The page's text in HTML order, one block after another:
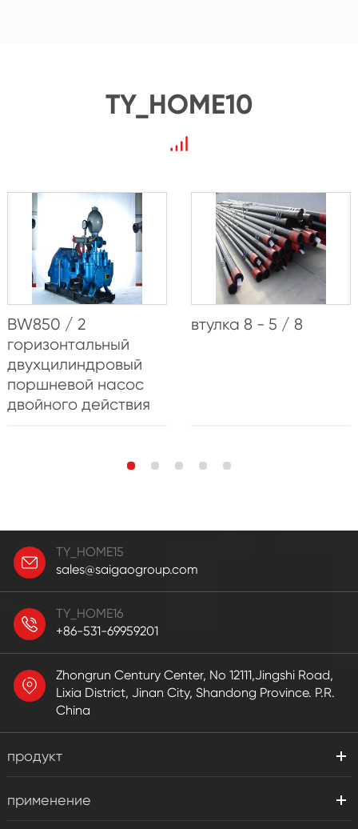
TY_HOME10
BW850 / 2
горизонтальный
двухцилиндровый
поршневой насос
двойного действия
втулка 8 - 5 / 8
TY_HOME15
sales@saigaogroup.com
TY_HOME16
+86-531-69959201
Zhongrun Century Center, No 12111,Jingshi Road,
Lixia District, Jinan City, Shandong Province. P.R.
China
продукт
применение